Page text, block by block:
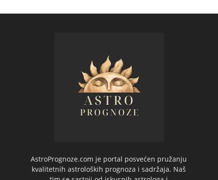
AstroPrognoze.com je portal posvećen pružanju
kvalitetnih astroloških prognoza i sadržaja. Naš